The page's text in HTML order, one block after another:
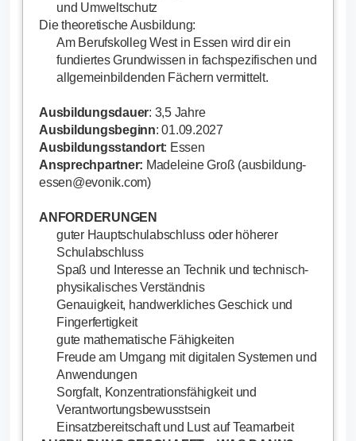
und Umweltschutz
Die theoretische Ausbildung:
Am Berufskolleg West in Essen wird dir ein
fundiertes Grundwissen in fachspezifischen und
allgemeinbildenden Fächern vermittelt.
Ausbildungsdauer: 3,5 Jahre
Ausbildungsbeginn: 01.09.2027
Ausbildungsstandort: Essen
Ansprechpartner: Madeleine Groß (ausbildung-
essen@evonik.com)
ANFORDERUNGEN
guter Hauptschulabschluss oder höherer
Schulabschluss
Spaß und Interesse an Technik und technisch-
physikalisches Verständnis
Genauigkeit, handwerkliches Geschick und
Fingerfertigkeit
gute mathematische Fähigkeiten
Freude am Umgang mit digitalen Systemen und
Anwendungen
Sorgfalt, Konzentrationsfähigkeit und
Verantwortungsbewusstsein
Einsatzbereitschaft und Lust auf Teamarbeit